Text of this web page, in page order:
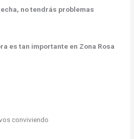
no tendrás problemas
es tan importante en Zona Rosa
conviviendo